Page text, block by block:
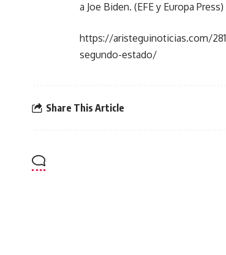
a Joe Biden. (EFE y Europa Press)
https://aristeguinoticias.com/
segundo-estado/
Share This Article